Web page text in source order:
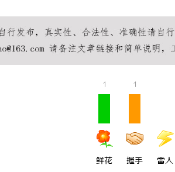
1
鲜花
1
握手 雷人
珠海注射技术好的医生
医师资质核查指南